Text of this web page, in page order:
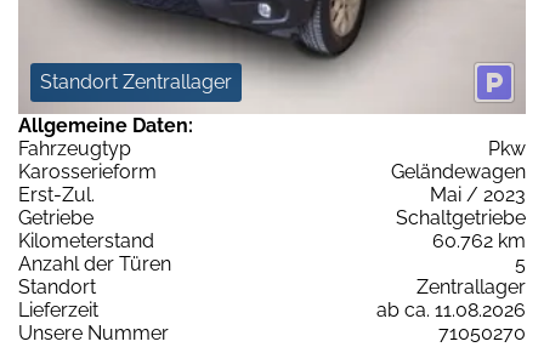
Standort Zentrallager
Allgemeine Daten:
Fahrzeugtyp
Pkw
Karosserieform
Geländewagen
Erst-Zul.
Mai / 2023
Getriebe
Schaltgetriebe
Kilometerstand
60.762 km
Anzahl der Türen
5
Standort
Zentrallager
Lieferzeit
ab ca. 11.08.2026
Unsere Nummer
71050270